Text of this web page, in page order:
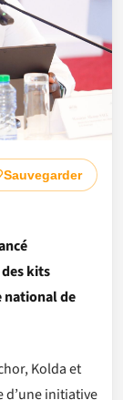
Sauvegarder
kits
national de
Kolda et
d’une initiative